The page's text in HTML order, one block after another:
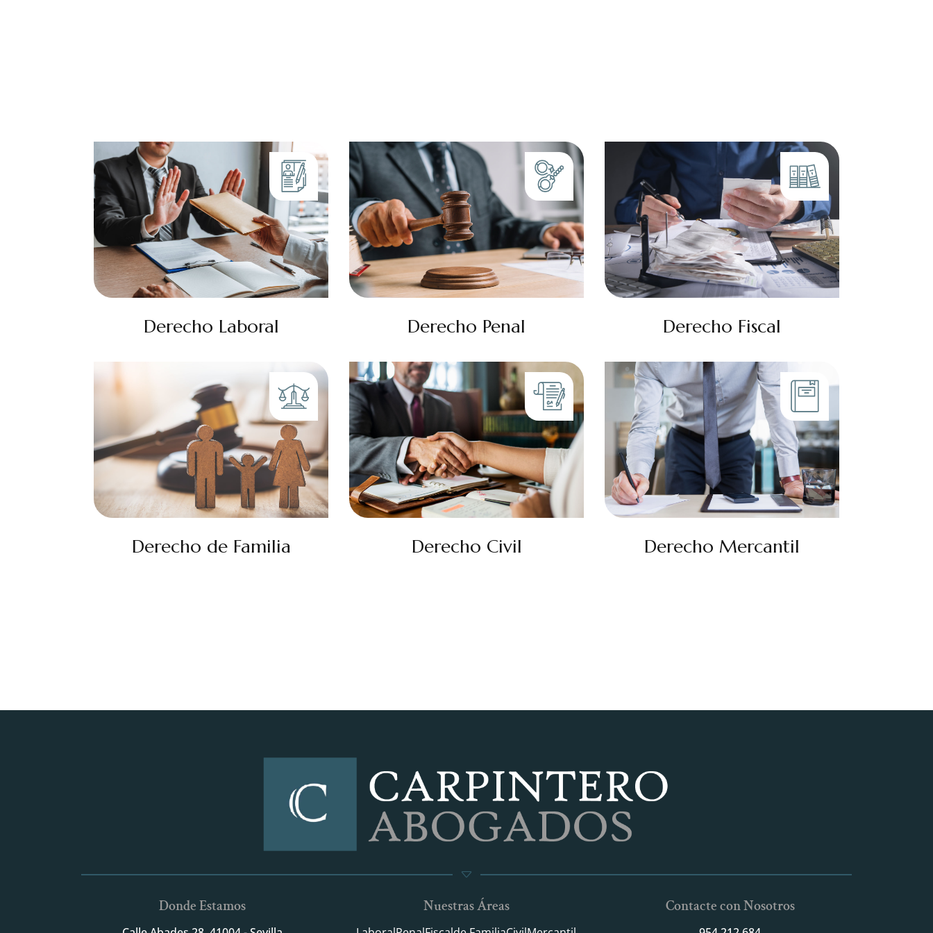
Derecho Laboral Derecho Penal Derecho Fiscal
Derecho de Familia Derecho Civil Derecho Mercantil
Donde Estamos Nuestras Áreas Contacte con Nosotros